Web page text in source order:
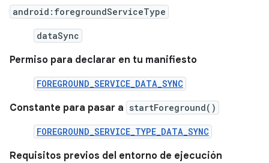
android:foregroundServiceType
dataSync
Permiso para declarar en tu manifiesto
FOREGROUND_SERVICE_DATA_SYNC
Constante para pasar a startForeground()
FOREGROUND_SERVICE_TYPE_DATA_SYNC
Requisitos previos del entorno de ejecución